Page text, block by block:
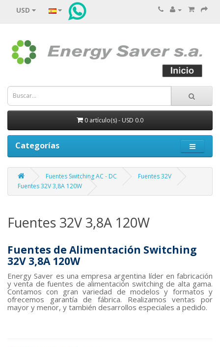
USD
0 artículo(s) - USD 0.0
Categorías
Fuentes Switching AC - DC
Fuentes 32V
Fuentes 32V 3,8A 120W
Fuentes 32V 3,8A 120W
Fuentes de Alimentación Switching
32V 3,8A 120W
Energy Saver es una empresa argentina líder en fabricación
y venta de fuentes de alimentación switching de alta gama.
Contamos con gran variedad de modelos y formatos y
ofrecemos garantía de fábrica. Realizamos ventas por
mayor y menor, y también desarrollos especiales a pedido.